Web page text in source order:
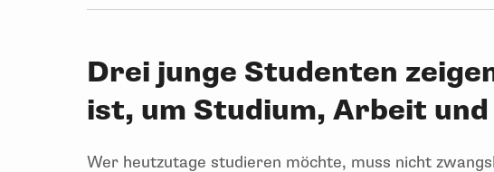
Drei junge Studenten
ist, um Studium, Arbeit
Wer heutzutage studieren möchte, muss nicht